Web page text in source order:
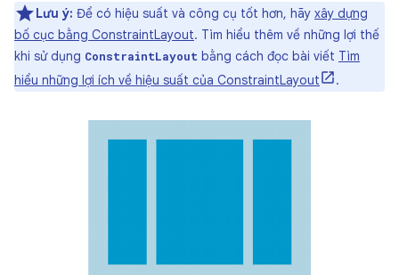
Lưu ý: Để có hiệu suất và công cụ tốt hơn, hãy xây dựng
bố cục bằng ConstraintLayout. Tìm hiểu thêm về những lợi thế
khi sử dụng ConstraintLayout bằng cách đọc bài viết Tìm
hiểu những lợi ích về hiệu suất của ConstraintLayout
.